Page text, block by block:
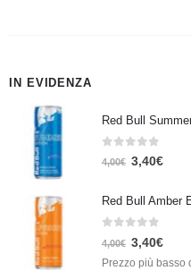
IN EVIDENZA
Red Bull
Su 5
4,00€ 3,40€
Su 5
4,00€ 3,40€
Prezzo più basso